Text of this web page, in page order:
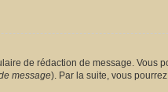
de rédaction de message. Vous
message). Par la suite, vous